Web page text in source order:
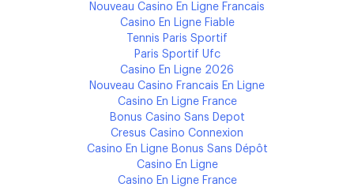
Nouveau Casino En Ligne Francais
Casino En Ligne Fiable
Tennis Paris Sportif
Paris Sportif Ufc
Casino En Ligne 2026
Nouveau Casino Francais En Ligne
Casino En Ligne France
Bonus Casino Sans Depot
Cresus Casino Connexion
Casino En Ligne Bonus Sans Dépôt
Casino En Ligne
Casino En Ligne France